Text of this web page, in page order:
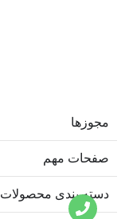
مجوزها
صفحات مهم
دسته بندی محصولات